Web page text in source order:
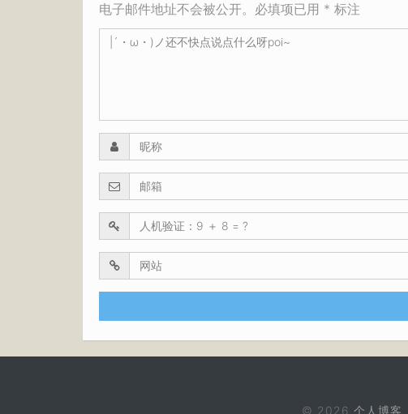
电子邮件地址不会被公开。必填项已用 * 标注
© 2026 个人博客